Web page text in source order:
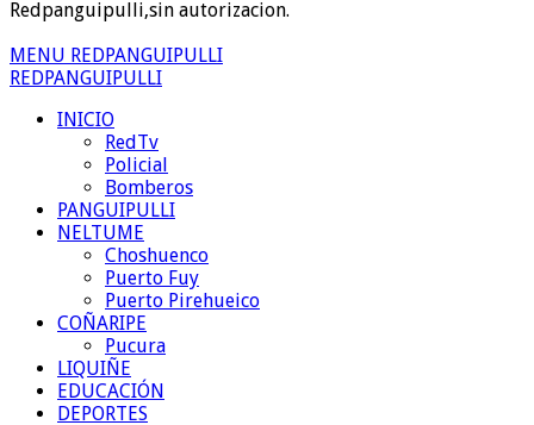
Redpanguipulli,sin autorizacion.
MENU REDPANGUIPULLI
REDPANGUIPULLI
INICIO
RedTv
Policial
Bomberos
PANGUIPULLI
NELTUME
Choshuenco
Puerto Fuy
Puerto Pirehueico
COÑARIPE
Pucura
LIQUIÑE
EDUCACIÓN
DEPORTES